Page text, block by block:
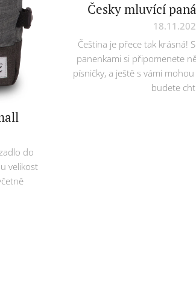
do
velikost
Česky mluvící
Čeština je přece tak krásná!
panenkami si připomenete
písničky, a ještě s vámi
budete